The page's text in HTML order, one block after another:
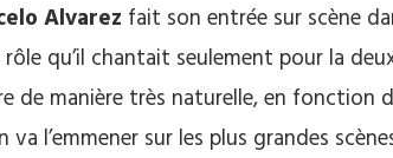
Alvarez fait son entrée sur scène
qu’il chantait seulement pour la
de manière très naturelle, en fonction
l’emmener sur les plus grandes